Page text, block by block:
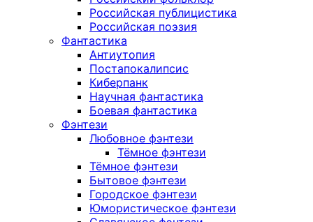
Российская публицистика
Российская поэзия
Фантастика
Антиутопия
Постапокалипсис
Киберпанк
Научная фантастика
Боевая фантастика
Фэнтези
Любовное фэнтези
Тёмное фэнтези
Тёмное фэнтези
Бытовое фэнтези
Городское фэнтези
Юмористическое фэнтези